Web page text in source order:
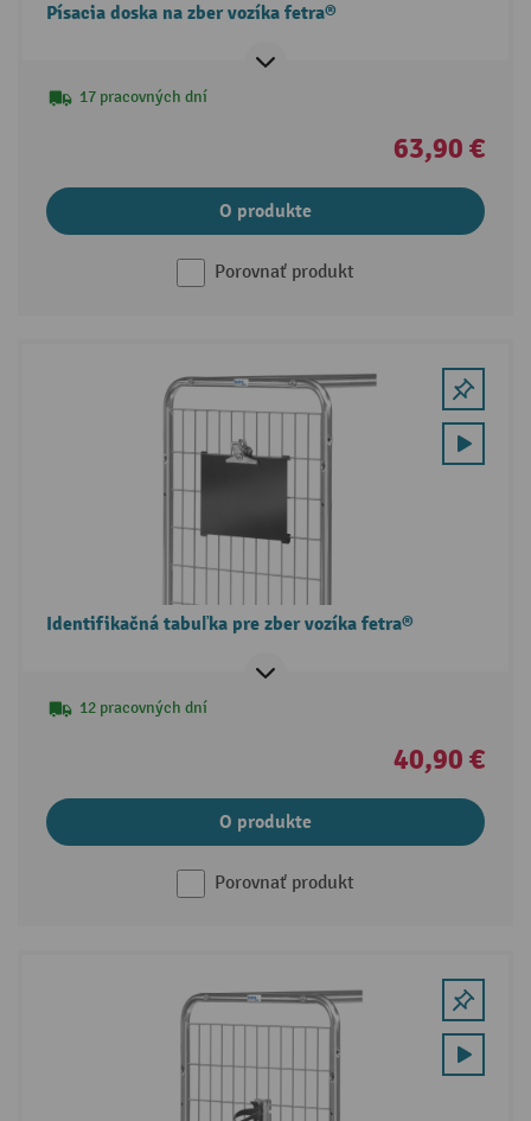
Písacia doska na zber vozíka fetra®
17 pracovných dní
63,90 €
O produkte
Porovnať produkt
Identifikačná tabuľka pre zber vozíka fetra®
12 pracovných dní
40,90 €
O produkte
Porovnať produkt